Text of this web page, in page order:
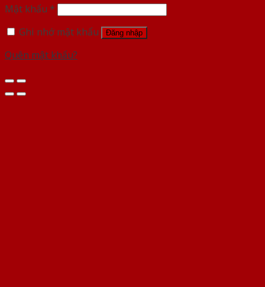
Mật khẩu *
Ghi nhớ mật khẩu
Đăng nhập
Quên mật khẩu?